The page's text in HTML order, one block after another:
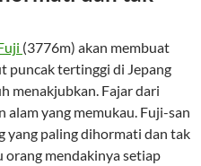
(3776m) akan membuat
puncak tertinggi di Jepang
menakjubkan. Fajar dari
alam yang memukau. Fuji-san
yang paling dihormati dan tak
orang mendakinya setiap